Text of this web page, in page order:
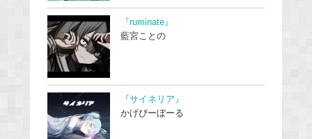
『ruminate』
藍宮ことの
『サイネリア』
かげぴーぼーる